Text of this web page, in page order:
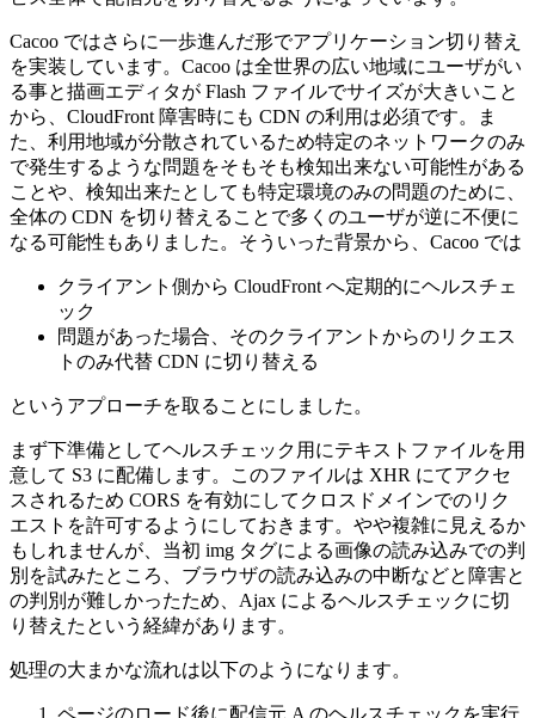
Cacoo ではさらに一歩進んだ形でアプリケーション切り替え
を実装しています。Cacoo は全世界の広い地域にユーザがい
る事と描画エディタが Flash ファイルでサイズが大きいこと
から、CloudFront 障害時にも CDN の利用は必須です。ま
た、利用地域が分散されているため特定のネットワークのみ
で発生するような問題をそもそも検知出来ない可能性がある
ことや、検知出来たとしても特定環境のみの問題のために、
全体の CDN を切り替えることで多くのユーザが逆に不便に
なる可能性もありました。そういった背景から、Cacoo では
クライアント側から CloudFront へ定期的にヘルスチェ
ック
問題があった場合、そのクライアントからのリクエス
トのみ代替 CDN に切り替える
というアプローチを取ることにしました。
まず下準備としてヘルスチェック用にテキストファイルを用
意して S3 に配備します。このファイルは XHR にてアクセ
スされるため CORS を有効にしてクロスドメインでのリク
エストを許可するようにしておきます。やや複雑に見えるか
もしれませんが、当初 img タグによる画像の読み込みでの判
別を試みたところ、ブラウザの読み込みの中断などと障害と
の判別が難しかったため、Ajax によるヘルスチェックに切
り替えたという経緯があります。
処理の大まかな流れは以下のようになります。